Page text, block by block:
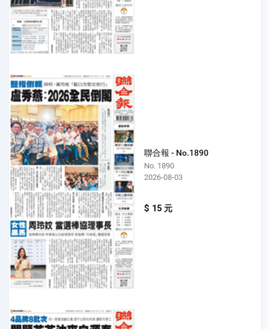
聯合報 - No.1890
No. 1890
2026-08-03
$ 15 元